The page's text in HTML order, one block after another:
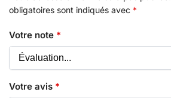
obligatoires sont indiqués avec *
Votre note *
Votre avis *